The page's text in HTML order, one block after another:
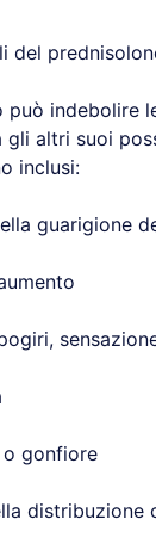
del
può indebolire
gli altri suoi
inclusi:
guarigione
gonfiore
distribuzione